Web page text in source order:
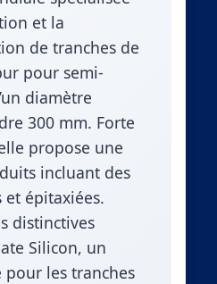
et la
de tranches de
pour semi-
diamètre
300 mm. Forte
propose une
incluant des
épitaxiées.
distinctives
Silicon, un
les tranches